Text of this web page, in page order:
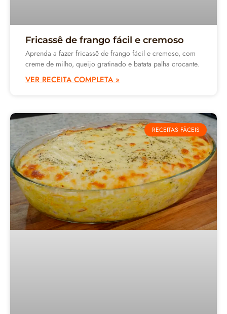
Fricassê de frango fácil e cremoso
Aprenda a fazer fricassê de frango fácil e cremoso, com
creme de milho, queijo gratinado e batata palha crocante.
VER RECEITA COMPLETA »
RECEITAS FÁCEIS